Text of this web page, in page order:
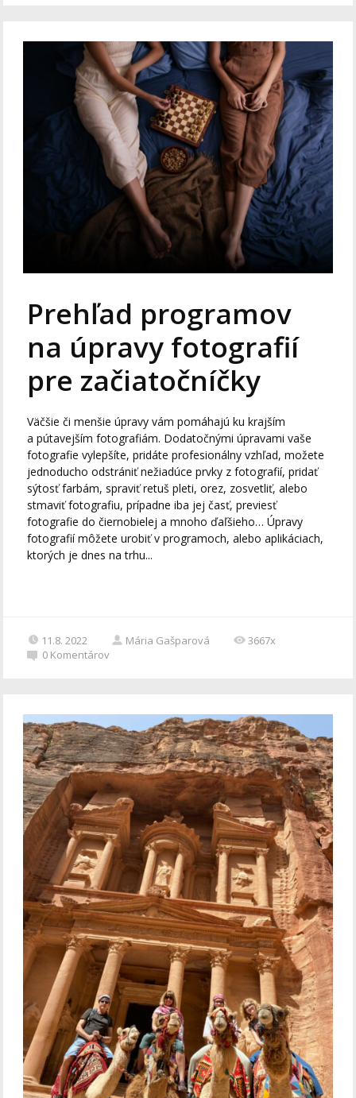
Prehľad programov
na úpravy fotografií
pre začiatočníčky
Väčšie či menšie úpravy vám pomáhajú ku krajším
a pútavejším fotografiám. Dodatočnými úpravami vaše
fotografie vylepšíte, pridáte profesionálny vzhľad, možete
jednoducho odstrániť nežiadúce prvky z fotografií, pridať
sýtosť farbám, spraviť retuš pleti, orez, zosvetliť, alebo
stmaviť fotografiu, prípadne iba jej časť, previesť
fotografie do čiernobielej a mnoho ďaľšieho… Úpravy
fotografií môžete urobiť v programoch, alebo aplikáciach,
ktorých je dnes na trhu...
11.8. 2022 Mária Gašparová
3667x
0 Komentárov